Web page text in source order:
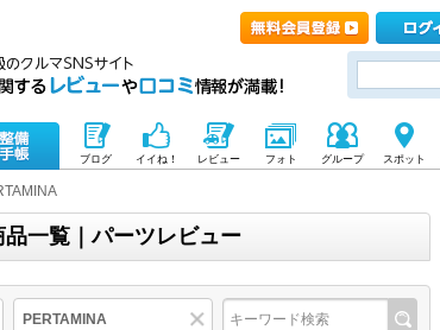
ブログ イイね！ レビュー フォト グループ スポット
一覧｜パーツレビュー
PERTAMINA